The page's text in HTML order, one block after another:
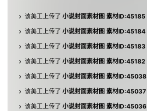
该美工上传了 小说封面素材图 素材ID:45184
该美工上传了 小说封面素材图 素材ID:45183
该美工上传了 小说封面素材图 素材ID:45182
该美工上传了 小说封面素材图 素材ID:45038
该美工上传了 小说封面素材图 素材ID:45037
该美工上传了 小说封面素材图 素材ID:45036
该美工上传了 小说封面素材图 素材ID:45035